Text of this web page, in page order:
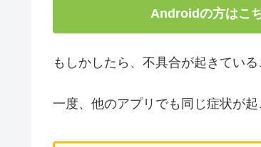
Androidの方はこ
もしかしたら、不具合が起きてい
一度、他のアプリでも同じ症状が